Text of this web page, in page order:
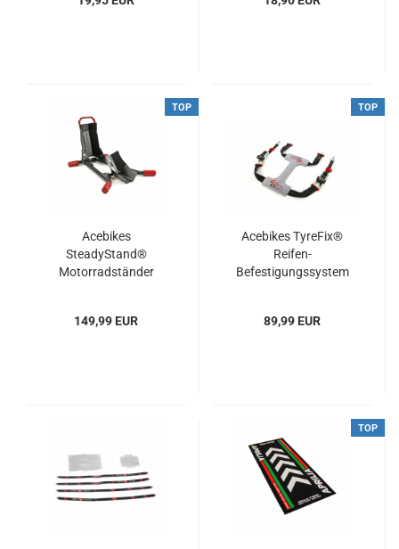
TOP
Acebikes
SteadyStand®
Motorradständer
149,99 EUR
TOP
Acebikes TyreFix®
Reifen-
Befestigungssystem
89,99 EUR
TOP